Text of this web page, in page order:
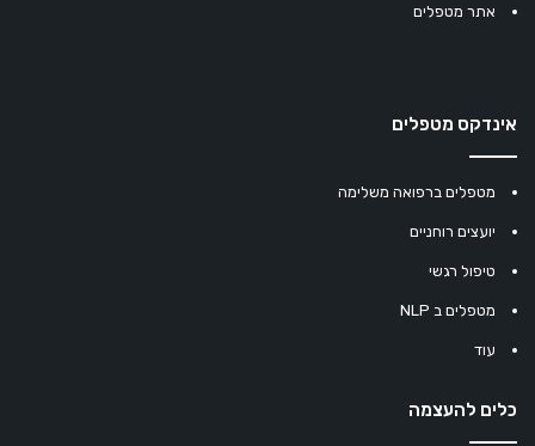
אתר מטפלים
אינדקס מטפלים
מטפלים ברפואה משלימה
יועצים רוחניים
טיפול רגשי
מטפלים ב NLP
עוד
כלים להעצמה